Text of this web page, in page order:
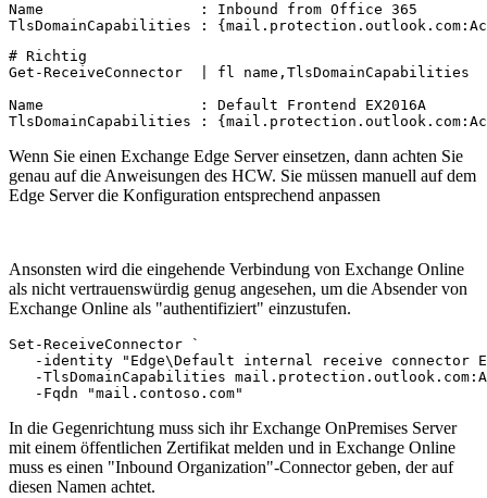
Name                  : Inbound from Office 365
TlsDomainCapabilities :
# Richtig
Get-ReceiveConnector  | fl name,TlsDomainCapabilities
Name                  : Default Frontend EX2016A
TlsDomainCapabilities :
Wenn Sie einen Exchange Edge Server einsetzen, dann achten Sie
genau auf die Anweisungen des HCW. Sie müssen manuell auf dem
Edge Server die Konfiguration entsprechend anpassen
Ansonsten wird die eingehende Verbindung von Exchange Online
als nicht vertrauenswürdig genug angesehen, um die Absender von
Exchange Online als "authentifiziert" einzustufen.
Set-ReceiveConnector `
-identity "Edge\Default internal receive connector
-TlsDomainCapabilities
   -Fqdn "mail.contoso.com"
In die Gegenrichtung muss sich ihr Exchange OnPremises Server
mit einem öffentlichen Zertifikat melden und in Exchange Online
muss es einen "Inbound Organization"-Connector geben, der auf
diesen Namen achtet.